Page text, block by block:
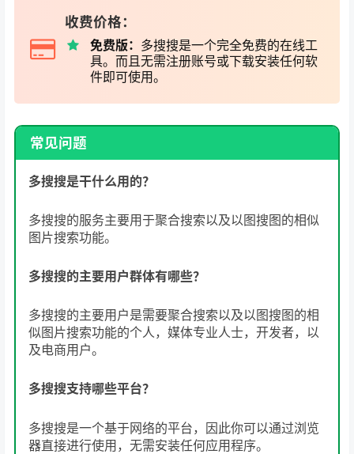
收费价格：
免费版： 多搜搜是一个完全免费的在线工
具。而且无需注册账号或下载安装任何软
件即可使用。
常见问题
多搜搜是干什么用的？
多搜搜的服务主要用于聚合搜索以及以图搜图的相似
图片搜索功能。
多搜搜的主要用户群体有哪些？
多搜搜的主要用户是需要聚合搜索以及以图搜图的相
似图片搜索功能的个人，媒体专业人士，开发者，以
及电商用户。
多搜搜支持哪些平台？
多搜搜是一个基于网络的平台，因此你可以通过浏览
器直接进行使用，无需安装任何应用程序。